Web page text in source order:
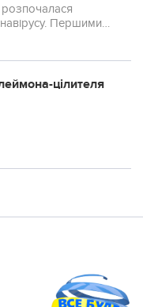
розпочалася
Першими
Зараз стало
цілителя